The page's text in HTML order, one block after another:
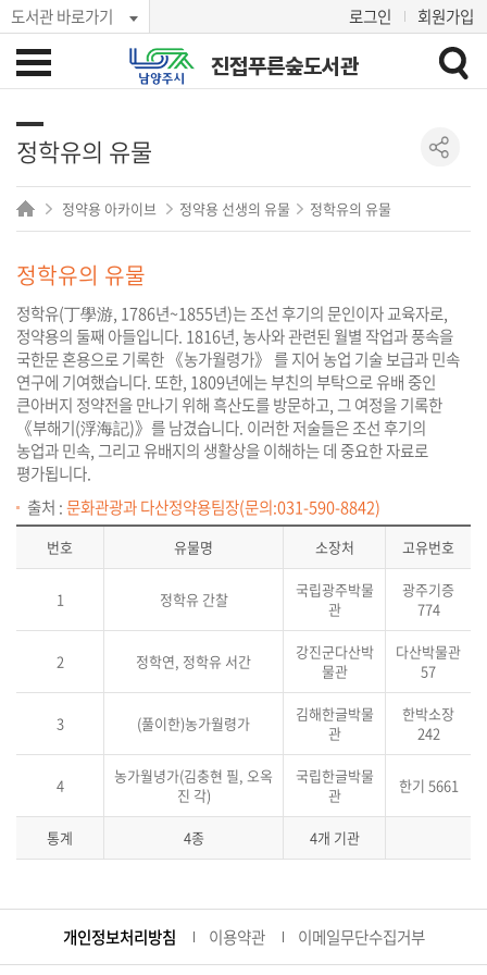
도서관 바로가기 로그인 회원가입
진접푸른숲도서관
정학유의 유물
정약용 아카이브 정약용 선생의 유물 정학유의 유물
정학유의 유물
정학유(丁學游, 1786년~1855년)는 조선 후기의 문인이자 교육자로,
정약용의 둘째 아들입니다. 1816년, 농사와 관련된 월별 작업과 풍속을
국한문 혼용으로 기록한 《농가월령가》 를 지어 농업 기술 보급과 민속
연구에 기여했습니다. 또한, 1809년에는 부친의 부탁으로 유배 중인
큰아버지 정약전을 만나기 위해 흑산도를 방문하고, 그 여정을 기록한
《부해기(浮海記)》를 남겼습니다. 이러한 저술들은 조선 후기의
농업과 민속, 그리고 유배지의 생활상을 이해하는 데 중요한 자료로
평가됩니다.
출처 :문화관광과 다산정약용팀장(문의:031-590-8842)
번호 유물명 소장처 고유번호
1 정학유 간찰
국립광주박물
관
광주기증
774
2 정학연, 정학유 서간
강진군다산박
물관
다산박물관
57
3 (풀이한)농가월령가
김해한글박물
관
한박소장
242
4
농가월녕가(김충현 필, 오옥
진 각)
국립한글박물
관
한기 5661
통계 4종 4개 기관
개인정보처리방침 이용약관 이메일무단수집거부